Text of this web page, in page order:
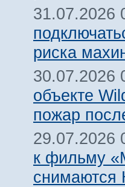
31.07.2026
риска
30.07.2026
объекте
пожар
29.07.2026
к фильму
снимаются